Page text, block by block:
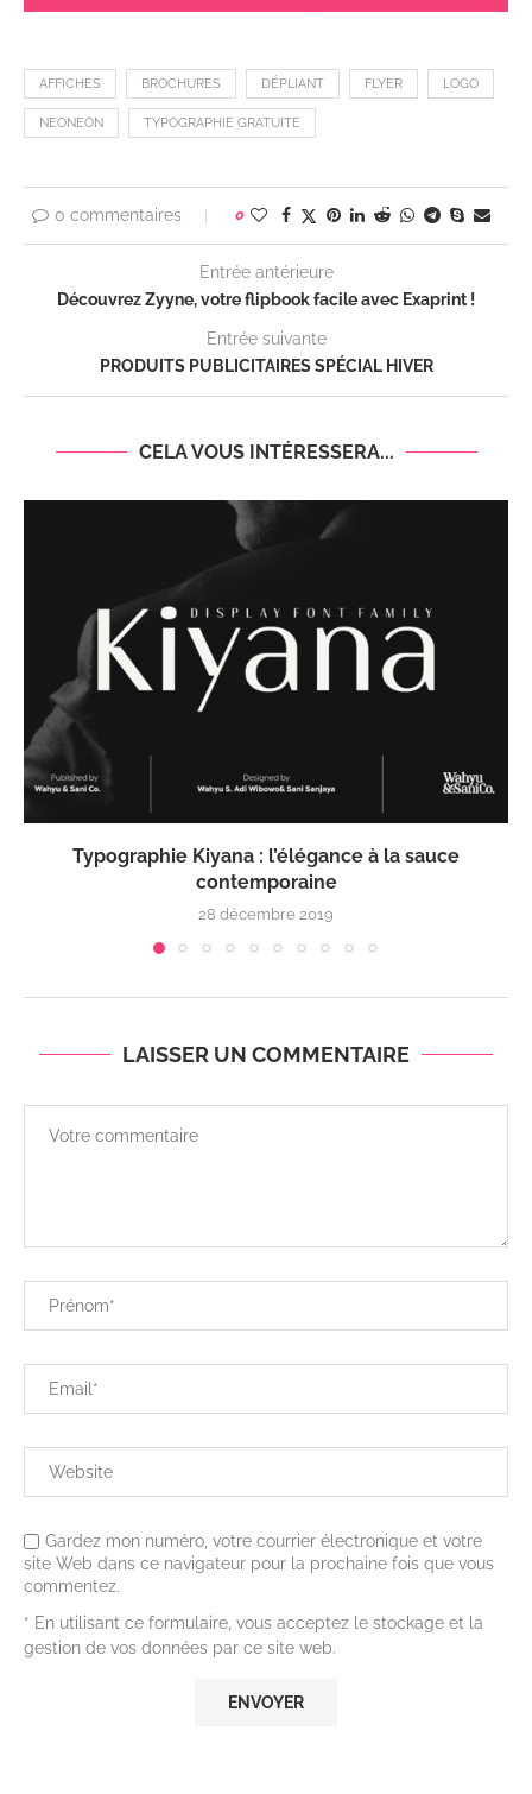
AFFICHES BROCHURES DÉPLIANT FLYER LOGO
NEONEON TYPOGRAPHIE GRATUITE
0 commentaires 0
Entrée antérieure
Découvrez Zyyne, votre flipbook facile avec Exaprint !
Entrée suivante
PRODUITS PUBLICITAIRES SPÉCIAL HIVER
CELA VOUS INTÉRESSERA...
Typographie Kiyana : l’élégance à la sauce
contemporaine
28 décembre 2019
LAISSER UN COMMENTAIRE
Gardez mon numéro, votre courrier électronique et votre
site Web dans ce navigateur pour la prochaine fois que vous
commentez.
* En utilisant ce formulaire, vous acceptez le stockage et la
gestion de vos données par ce site web.